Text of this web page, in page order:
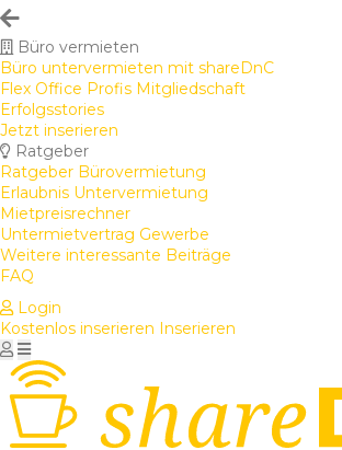
Büro vermieten
Büro untervermieten mit shareDnC
Flex Office Profis Mitgliedschaft
Erfolgsstories
Jetzt inserieren
Ratgeber
Ratgeber Bürovermietung
Erlaubnis Untervermietung
Mietpreisrechner
Untermietvertrag Gewerbe
Weitere interessante Beiträge
FAQ
Login
Kostenlos inserieren Inserieren